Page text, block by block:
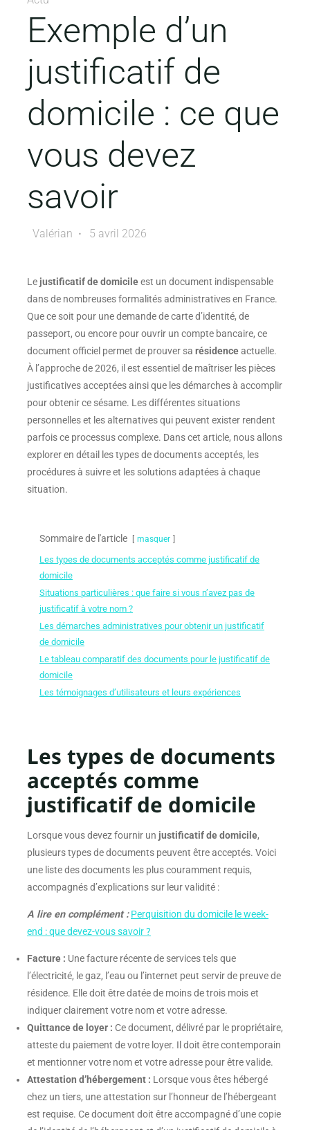
Exemple d’un
justificatif de
domicile : ce que
vous devez
savoir
Valérian 5 avril 2026
Le justificatif de domicileest un document indispensable
dans de nombreuses formalités administratives en France.
Que ce soit pour une demande de carte d’identité, de
passeport, ou encore pour ouvrir un compte bancaire, ce
document officiel permet de prouver sa résidenceactuelle.
À l’approche de 2026, il est essentiel de maîtriser les pièces
justificatives acceptées ainsi que les démarches à accomplir
pour obtenir ce sésame. Les différentes situations
personnelles et les alternatives qui peuvent exister rendent
parfois ce processus complexe. Dans cet article, nous allons
explorer en détail les types de documents acceptés, les
procédures à suivre et les solutions adaptées à chaque
situation.
Sommaire de l'article masquer
Les types de documents acceptés comme justificatif de
domicile
Situations particulières : que faire si vous n’avez pas de
justificatif à votre nom ?
Les démarches administratives pour obtenir un justificatif
de domicile
Le tableau comparatif des documents pour le justificatif de
domicile
Les témoignages d’utilisateurs et leurs expériences
Les types de documents
acceptés comme
justificatif de domicile
Lorsque vous devez fournir un justificatif de domicile,
plusieurs types de documents peuvent être acceptés. Voici
une liste des documents les plus couramment requis,
accompagnés d’explications sur leur validité :
A lire en complément : Perquisition du domicile le week-
end : que devez-vous savoir ?
Facture : Une facture récente de services tels que
l’électricité, le gaz, l’eau ou l’internet peut servir de preuve de
résidence. Elle doit être datée de moins de trois mois et
indiquer clairement votre nom et votre adresse.
Quittance de loyer : Ce document, délivré par le propriétaire,
atteste du paiement de votre loyer. Il doit être contemporain
et mentionner votre nom et votre adresse pour être valide.
Attestation d’hébergement : Lorsque vous êtes hébergé
chez un tiers, une attestation sur l’honneur de l’hébergeant
est requise. Ce document doit être accompagné d’une copie